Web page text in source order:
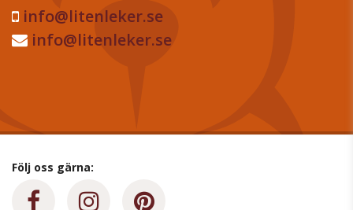
info@litenleker.se
info@litenleker.se
Följ oss gärna: